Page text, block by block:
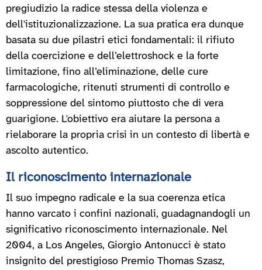
pregiudizio la radice stessa della violenza e
dell'istituzionalizzazione. La sua pratica era dunque
basata su due pilastri etici fondamentali: il rifiuto
della coercizione e dell’elettroshock e la forte
limitazione, fino all’eliminazione, delle cure
farmacologiche, ritenuti strumenti di controllo e
soppressione del sintomo piuttosto che di vera
guarigione. L'obiettivo era aiutare la persona a
rielaborare la propria crisi in un contesto di libertà e
ascolto autentico.
Il riconoscimento internazionale
Il suo impegno radicale e la sua coerenza etica
hanno varcato i confini nazionali, guadagnandogli un
significativo riconoscimento internazionale. Nel
2004, a Los Angeles, Giorgio Antonucci è stato
insignito del prestigioso Premio Thomas Szasz,